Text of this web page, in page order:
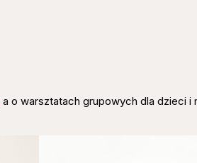
a o warsztatach grupowych dla dzieci i